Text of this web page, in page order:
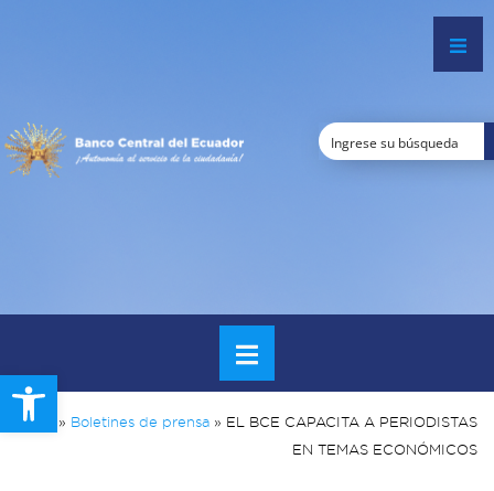
Open toolbar
Inicio » Boletines de prensa » EL BCE CAPACITA A PERIODISTAS
EN TEMAS ECONÓMICOS